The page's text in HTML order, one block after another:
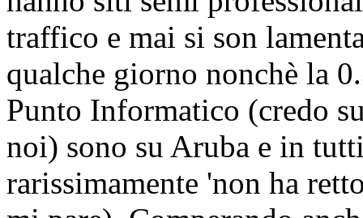
traffico e mai si son
qualche giorno nonchè la
Punto Informatico (credo
noi) sono su Aruba e in
rarissimamente 'non ha